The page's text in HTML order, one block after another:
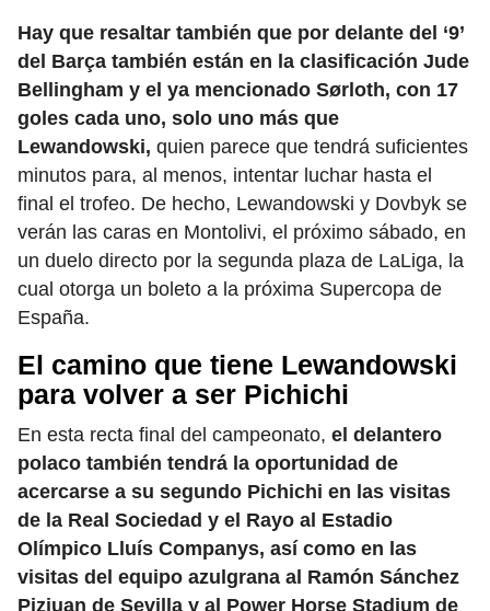
Hay que resaltar también que por delante del ‘9’
del Barça también están en la clasificación Jude
Bellingham y el ya mencionado Sørloth, con 17
goles cada uno, solo uno más que
Lewandowski, quien parece que tendrá suficientes
minutos para, al menos, intentar luchar hasta el
final el trofeo. De hecho, Lewandowski y Dovbyk se
verán las caras en Montolivi, el próximo sábado, en
un duelo directo por la segunda plaza de LaLiga, la
cual otorga un boleto a la próxima Supercopa de
España.
El camino que tiene Lewandowski
para volver a ser Pichichi
En esta recta final del campeonato, el delantero
polaco también tendrá la oportunidad de
acercarse a su segundo Pichichi en las visitas
de la Real Sociedad y el Rayo al Estadio
Olímpico Lluís Companys, así como en las
visitas del equipo azulgrana al Ramón Sánchez
Pizjuan de Sevilla y al Power Horse Stadium de